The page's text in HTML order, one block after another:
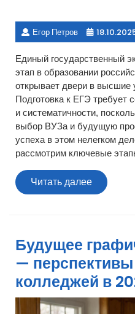
Егор Петров
Единый государственный
этап в образовании
открывает двери в высшие
Подготовка к ЕГЭ требует
и систематичности,
выбор ВУЗа и будущую
успеха в этом нелегком
рассмотрим ключевые
Читать далееЧитать
далее
Будущее
—
колледжей в